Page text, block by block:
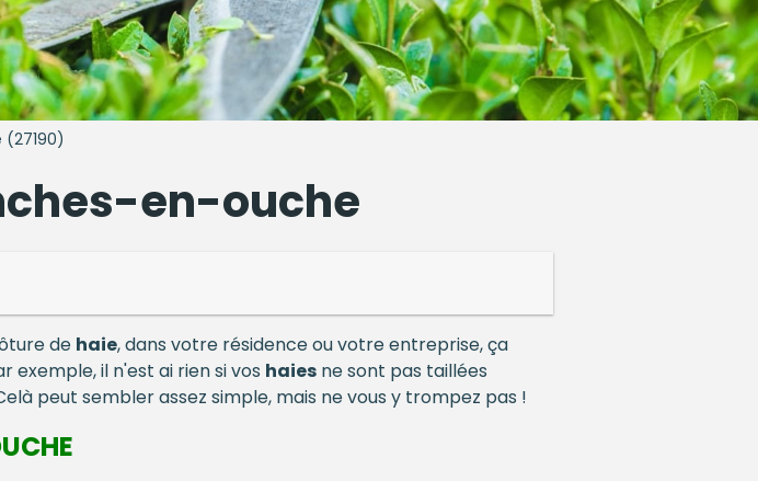
en-ouche
de haie, dans votre résidence ou votre entreprise, ça
il n'est ai rien si vos haies ne sont pas taillées
peut sembler assez simple, mais ne vous y trompez pas !